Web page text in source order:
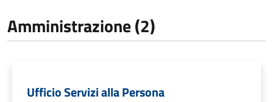
Amministrazione (2)
Ufficio Servizi alla Persona